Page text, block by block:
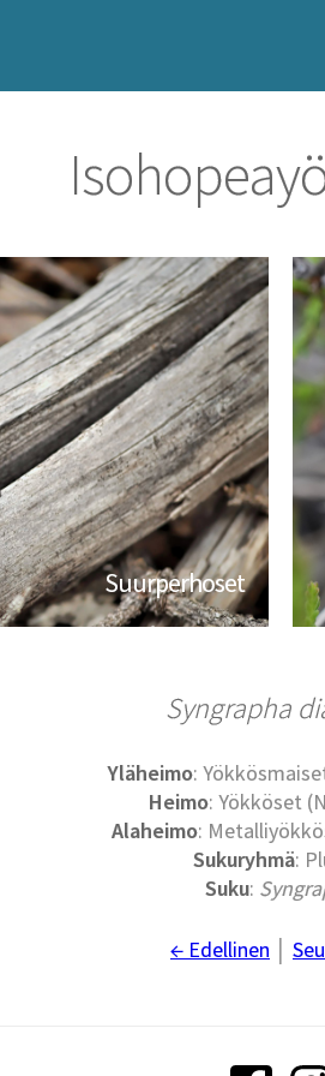
Suurperhoset
Syngrapha
Yläheimo:
Heimo: Yökköset
Alaheimo:
Sukuryhmä:
Suku:
← Edellinen